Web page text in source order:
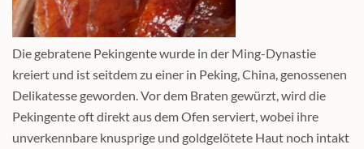
Die gebratene Pekingente wurde in der Ming-Dynastie
kreiert und ist seitdem zu einer in Peking, China, genossenen
Delikatesse geworden. Vor dem Braten gewürzt, wird die
Pekingente oft direkt aus dem Ofen serviert, wobei ihre
unverkennbare knusprige und goldgelötete Haut noch intakt